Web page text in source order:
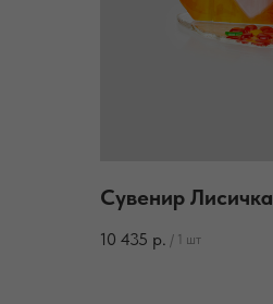
Сувенир Лисичка
10 435 р. / 1 шт